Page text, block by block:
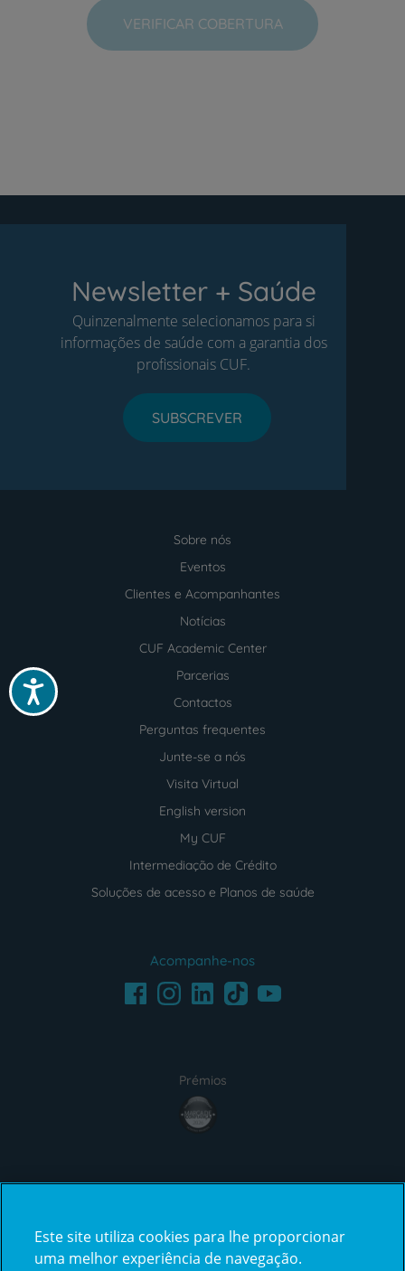
Acessibilidade
VERIFICAR COBERTURA
Newsletter + Saúde
Quinzenalmente selecionamos para si
informações de saúde com a garantia dos
profissionais CUF.
SUBSCREVER
Sobre nós
Eventos
Clientes e Acompanhantes
Notícias
CUF Academic Center
Parcerias
Contactos
Perguntas frequentes
Junte-se a nós
Visita Virtual
English version
My CUF
Intermediação de Crédito
Soluções de acesso e Planos de saúde
Acompanhe-nos
FacebookInstagramLinkedInTikTokYoutube
Prémios
award4
certification2certification3
Este site utiliza cookies para lhe proporcionar
uma melhor experiência de navegação.